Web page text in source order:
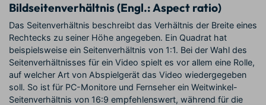
Bildseitenverhältnis (Engl.: Aspect ratio)
Das Seitenverhältnis beschreibt das Verhältnis der Breite eines
Rechtecks zu seiner Höhe angegeben. Ein Quadrat hat
beispielsweise ein Seitenverhältnis von 1:1. Bei der Wahl des
Seitenverhältnisses für ein Video spielt es vor allem eine Rolle,
auf welcher Art von Abspielgerät das Video wiedergegeben
soll. So ist für PC-Monitore und Fernseher ein Weitwinkel-
Seitenverhältnis von 16:9 empfehlenswert, während für die